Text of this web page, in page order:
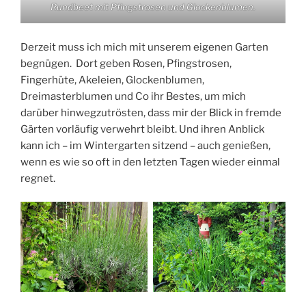
Rundbeet mit Pfingstrosen und Glockenblumen.
Derzeit muss ich mich mit unserem eigenen Garten
begnügen. Dort geben Rosen, Pfingstrosen,
Fingerhüte, Akeleien, Glockenblumen,
Dreimasterblumen und Co ihr Bestes, um mich
darüber hinwegzutrösten, dass mir der Blick in fremde
Gärten vorläufig verwehrt bleibt. Und ihren Anblick
kann ich – im Wintergarten sitzend – auch genießen,
wenn es wie so oft in den letzten Tagen wieder einmal
regnet.